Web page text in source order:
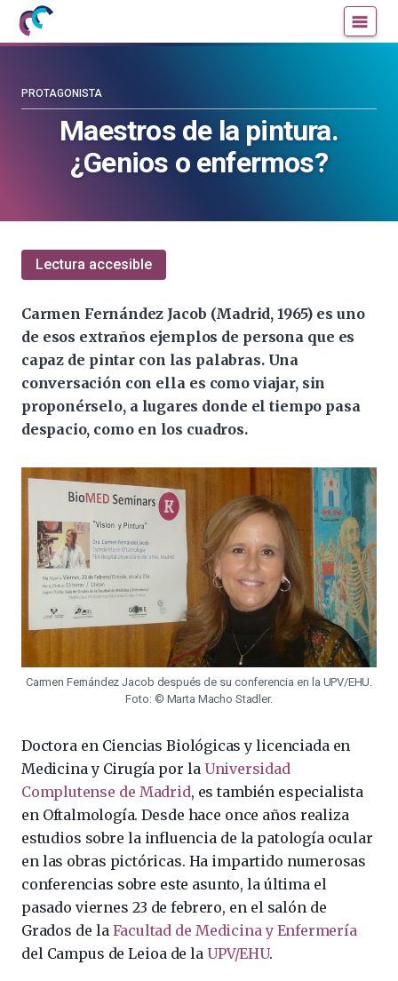
Mujeres
con
la
blog
la
Maestros de la pintura.
¿Genios o enfermos?
PROTAGONISTA
Lectura accesible
Carmen Fernández Jacob (Madrid, 1965) es uno
de esos extraños ejemplos de persona que es
capaz de pintar con las palabras. Una
conversación con ella es como viajar, sin
proponérselo, a lugares donde el tiempo pasa
despacio, como en los cuadros.
Carmen Fernández Jacob después de su conferencia en la UPV/EHU.
Foto: © Marta Macho Stadler.
Doctora en Ciencias Biológicas y licenciada en
Medicina y Cirugía por la Universidad
Complutense de Madrid, es también especialista
en Oftalmología. Desde hace once años realiza
estudios sobre la influencia de la patología ocular
en las obras pictóricas. Ha impartido numerosas
conferencias sobre este asunto, la última el
pasado viernes 23 de febrero, en el salón de
Grados de la Facultad de Medicina y Enfermería
del Campus de Leioa de la UPV/EHU.